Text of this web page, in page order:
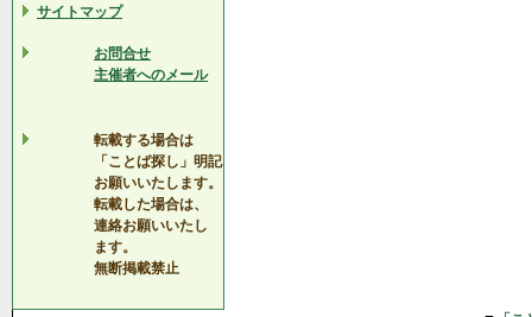
サイトマップ
お問合せ
主催者へのメール
転載する場合は
「ことば探し」明記
お願いいたします。
転載した場合は、
連絡お願いいたし
ます。
無断掲載禁止